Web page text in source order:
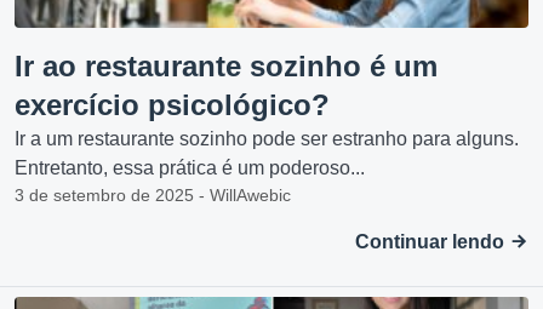
Ir ao restaurante sozinho é um
exercício psicológico?
Ir a um restaurante sozinho pode ser estranho para alguns.
Entretanto, essa prática é um poderoso...
3 de setembro de 2025 - WillAwebic
Continuar lendo